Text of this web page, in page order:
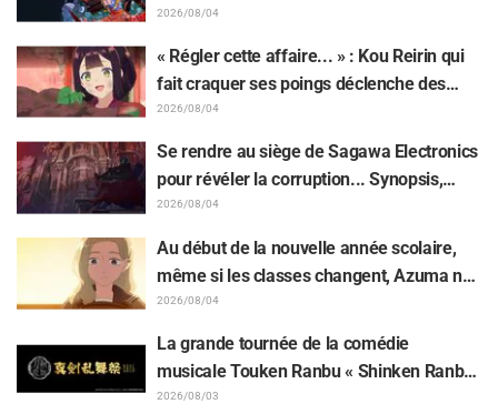
Shadow Realm » : « Je tremblais de tout
mon corps et je pleurais... » Elle révèle les
coulisses de son "interprétation magistrale
et habitée" dans l'épisode 17
2026/08/04
« Régler cette affaire... » : Kou Reirin qui
fait craquer ses poings déclenche des
réactions comme « Quelle tête de mule
(lol) » et « Regardez cette tête » / Épisode
4 de « Though I Am an Inept Villainess »
2026/08/04
Se rendre au siège de Sagawa Electronics
pour révéler la corruption... Synopsis,
captures d'écran et visuel de l'épisode 5
de « The Ghost in the Shell » dévoilés
2026/08/04
Au début de la nouvelle année scolaire,
même si les classes changent, Azuma ne
veut pas perdre son lien avec Taira...
Synopsis et captures d'écran de l'épisode
18 de « You and I Are Polar Opposites »
2026/08/04
La grande tournée de la comédie
musicale Touken Ranbu « Shinken Ranbu
Sai 2026 » aura lieu à partir de décembre
2026/08/03